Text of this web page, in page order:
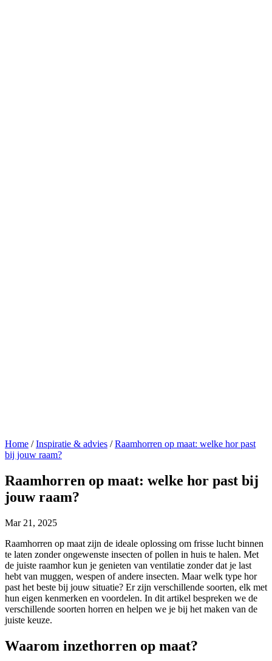
Home / Inspiratie & advies / Raamhorren op maat: welke hor past
bij jouw raam?
Raamhorren op maat: welke hor past bij
jouw raam?
Mar 21, 2025
Raamhorren op maat zijn de ideale oplossing om frisse lucht binnen
te laten zonder ongewenste insecten of pollen in huis te halen. Met
de juiste raamhor kun je genieten van ventilatie zonder dat je last
hebt van muggen, wespen of andere insecten. Maar welk type hor
past het beste bij jouw situatie? Er zijn verschillende soorten, elk met
hun eigen kenmerken en voordelen. In dit artikel bespreken we de
verschillende soorten horren en helpen we je bij het maken van de
juiste keuze.
Waarom inzethorren op maat?